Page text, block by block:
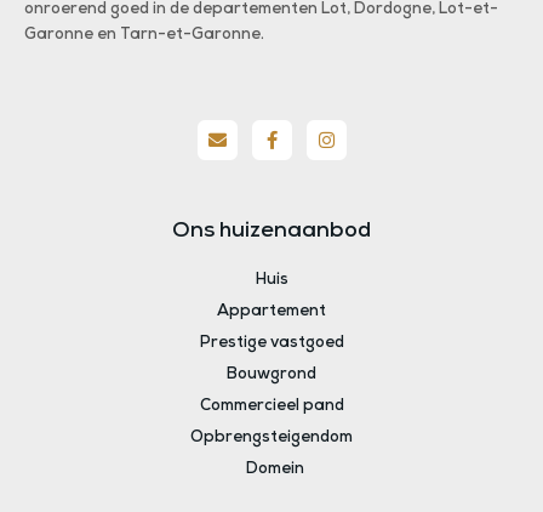
onroerend goed in de departementen Lot, Dordogne, Lot-et-
Garonne en Tarn-et-Garonne.
Ons huizenaanbod
Huis
Appartement
Prestige vastgoed
Bouwgrond
Commercieel pand
Opbrengsteigendom
Domein